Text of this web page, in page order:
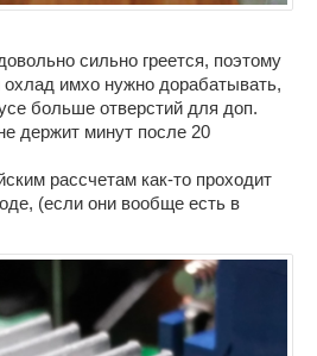
сильно греется, поэтому
охлад имхо нужно дорабатывать,
больше отверстий для доп.
держит минут после 20
рассчетам как-то проходит
(если они вообще есть в